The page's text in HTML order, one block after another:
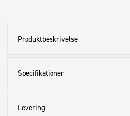
Produktbeskrivelse
Specifikationer
Levering